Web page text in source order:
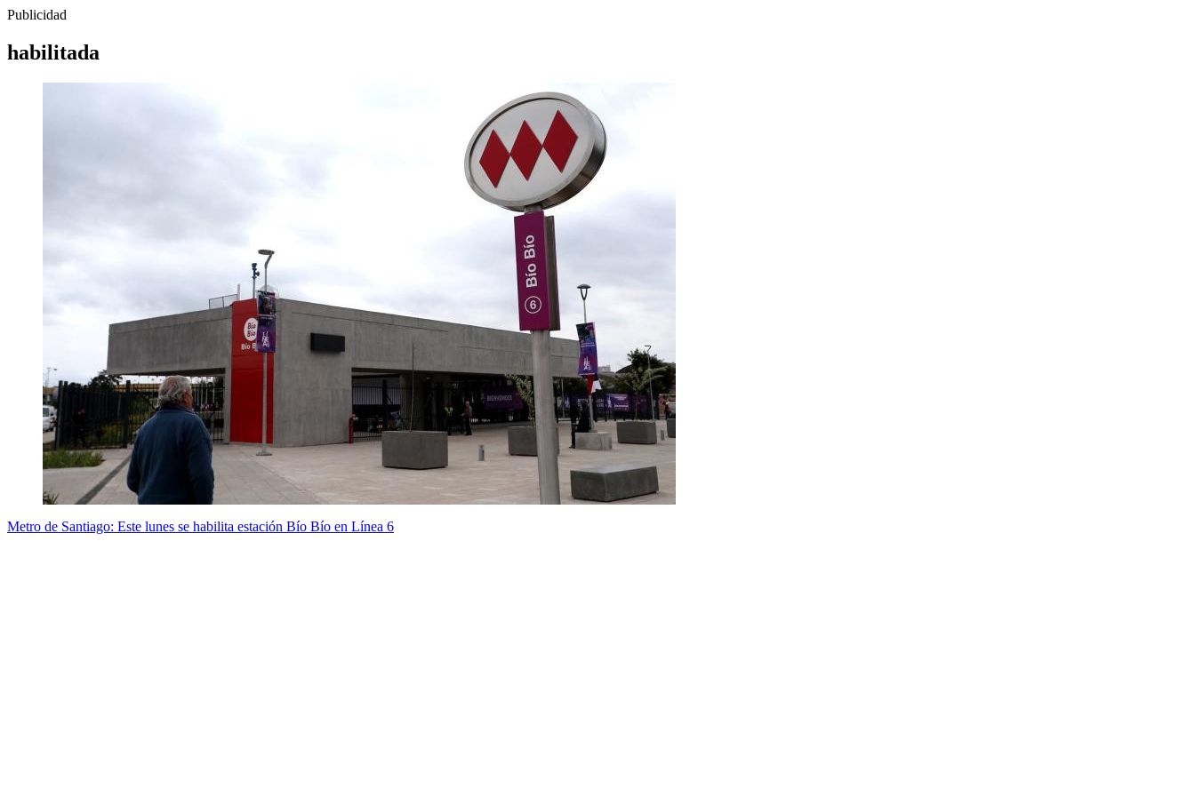
Publicidad
habilitada
Metro de Santiago: Este lunes se habilita estación Bío Bío en Línea 6